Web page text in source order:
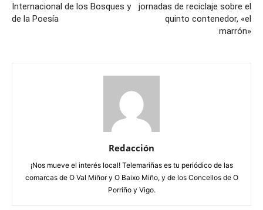
Internacional de los Bosques y
de la Poesía
jornadas de reciclaje sobre el
quinto contenedor, «el
marrón»
Redacción
¡Nos mueve el interés local! Telemariñas es tu periódico de las
comarcas de O Val Miñor y O Baixo Miño, y de los Concellos de O
Porriño y Vigo.